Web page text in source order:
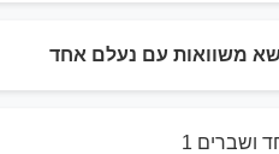
משוואות עם נעלם אחד
ושברים 1